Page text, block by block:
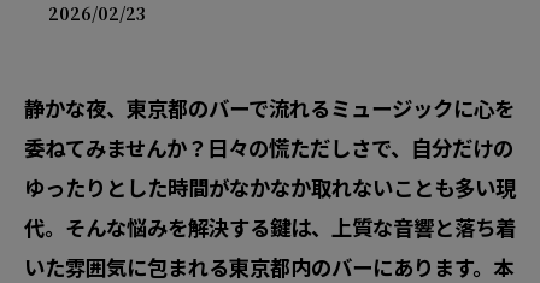
2026/02/23
静かな夜、東京都のバーで流れるミュージックに心を
委ねてみませんか？日々の慌ただしさで、自分だけの
ゆったりとした時間がなかなか取れないことも多い現
代。そんな悩みを解決する鍵は、上質な音響と落ち着
いた雰囲気に包まれる東京都内のバーにあります。本